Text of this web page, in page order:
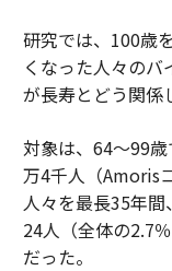
研究では、100歳
くなった人々の
が長寿とどう関係
対象は、64〜99
万4千人（Amoris
人々を最長35年
24人（全体の2.7
だった。